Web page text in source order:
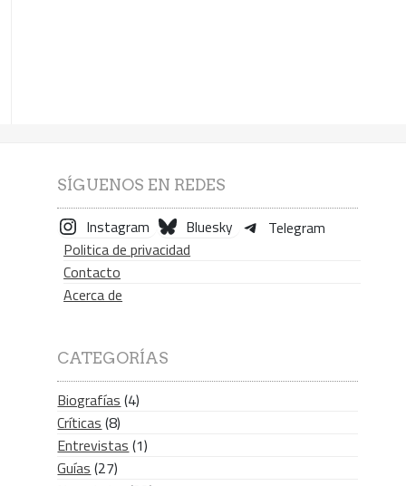
SÍGUENOS EN REDES
Instagram Bluesky
Telegram
Politica de privacidad
Contacto
Acerca de
CATEGORÍAS
Biografías (4)
Críticas (8)
Entrevistas (1)
Guías (27)